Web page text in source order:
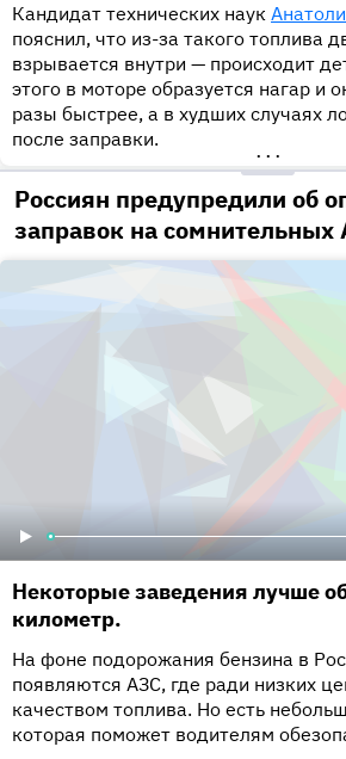
Кандидат технических наук
пояснил, что из-за такого топлива
взрывается внутри — происходит
этого в моторе образуется нагар и
разы быстрее, а в худших случаях
после заправки.
•••
Россиян предупредили об
заправок на сомнительных
Некоторые заведения лучше
километр.
На фоне подорожания бензина в
появляются АЗС, где ради низких
качеством топлива. Но есть
которая поможет водителям